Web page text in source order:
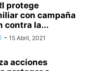
protege
con campaña
contra la...
- 15 Abril, 2021
acciones